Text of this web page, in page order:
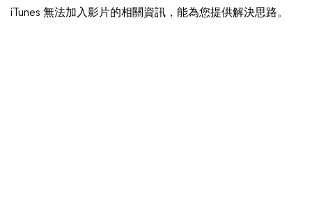
iTunes 無法加入影片的相關資訊，能為您提供解決思路。